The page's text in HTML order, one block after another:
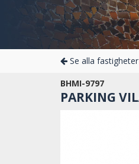
Se alla fastigheter
BHMI-9797
PARKING